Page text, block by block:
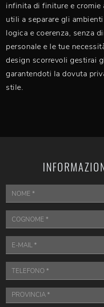
infinita di finiture e cromie
utili a separare gli
logica e coerenza, senza
personale e le tue
design scorrevoli gestirai
garantendoti la dovuta
stile.